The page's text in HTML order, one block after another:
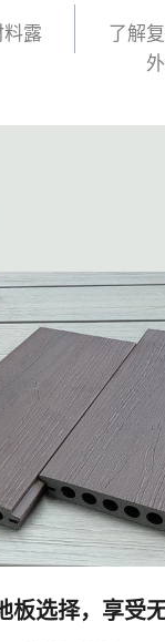
料露
了解
板选择，享受